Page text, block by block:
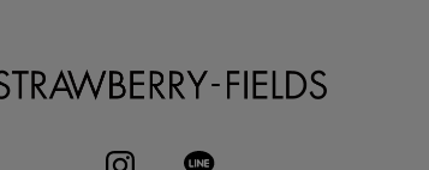
INSTAGRAM